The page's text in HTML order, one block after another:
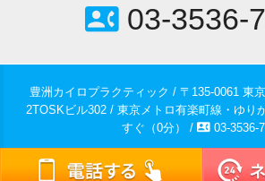
contact_phone03-3536-
豊洲カイロプラクティック / 〒135-0061 東
2TOSKビル302 / 東京メトロ有楽町線・ゆ
すぐ（0分） / contact_phone03-3536-
© 2018-2026 豊洲の整体 豊洲カイロ